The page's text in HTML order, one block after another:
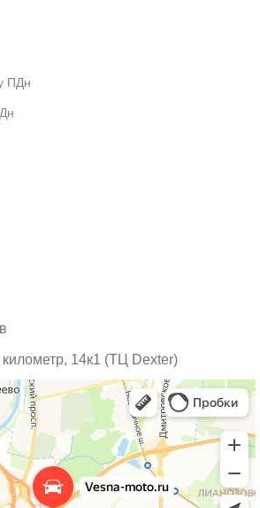
ПДн
14к1 (ТЦ Dexter)